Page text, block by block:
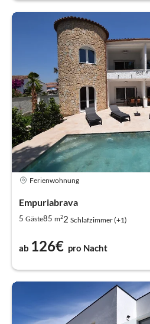
Ferienwohnung
Empuriabrava
5 Gäste85 m22 Schlafzimmer (+1)
ab 126€ pro Nacht